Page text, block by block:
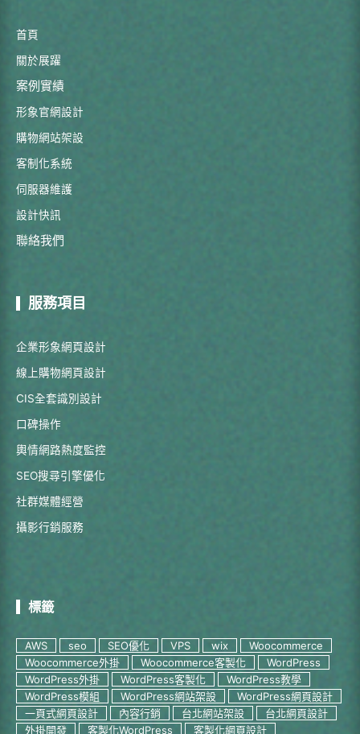
首頁
關於展躍
案例實績
形象官網設計
購物網站架設
客制化系統
伺服器維護
設計快訊
聯絡我們
服務項目
企業形象網頁設計
線上購物網頁設計
CIS全套識別設計
口碑操作
輿情網路熱度監控
SEO搜尋引擎優化
社群媒體經營
攝影行銷服務
標籤
AWS seo SEO優化 VPS wix
Woocommerce
Woocommerce外掛
Woocommerce客製化
WordPress
WordPress外掛
WordPress客製化
WordPress教學
WordPress模組
WordPress網站架設
WordPress網頁設計
一頁式網頁設計
內容行銷 台北網站架設
台北網頁設計
外掛開發
客製化WordPress 客製化網頁設計